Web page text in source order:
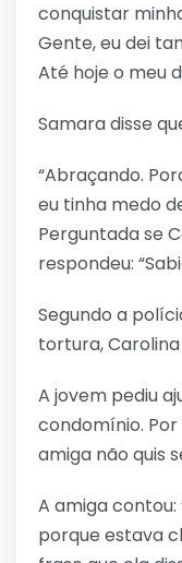
conquistar
Gente, eu dei
Até hoje o meu
Samara disse
“Abraçando.
eu tinha medo
Perguntada se
respondeu:
Segundo a
tortura,
A jovem pediu
condomínio.
amiga não quis
A amiga contou:
porque estava